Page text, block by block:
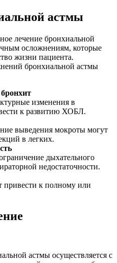
астмы
лечение бронхиальной
осложнениям, которые
жизни пациента.
бронхиальной астмы
изменения в
к развитию ХОБЛ.
выведения мокроты могут
в легких.
дыхательного
недостаточности.
привести к полному или
астмы осуществляется с